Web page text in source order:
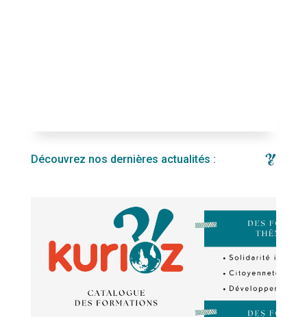
Découvrez nos dernières actualités :